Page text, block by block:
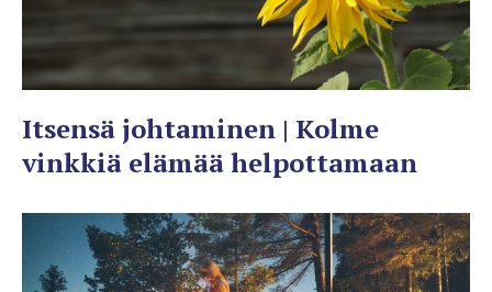
Itsensä johtaminen | Kolme
vinkkiä elämää helpottamaan